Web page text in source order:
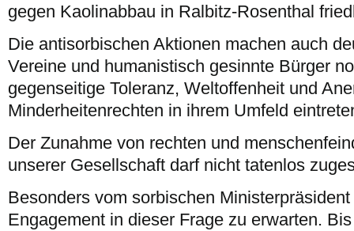
gegen Kaolinabbau in Ralbitz-Rosenthal
Die antisorbischen Aktionen machen auch
Vereine und humanistisch gesinnte Bürger
gegenseitige Toleranz, Weltoffenheit und
Minderheitenrechten in ihrem Umfeld
Der Zunahme von rechten und
unserer Gesellschaft darf nicht tatenlos
Besonders vom sorbischen
Engagement in dieser Frage zu erwarten.